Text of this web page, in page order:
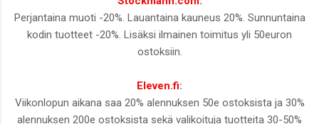
Perjantaina muoti -20%. Lauantaina kauneus 20%. Sunnuntaina
kodin tuotteet -20%. Lisäksi ilmainen toimitus yli 50euron
ostoksiin.
Eleven.fi:
Viikonlopun aikana saa 20% alennuksen 50e ostoksista ja 30%
alennuksen 200e ostoksista sekä valikoituja tuotteita 30-50%